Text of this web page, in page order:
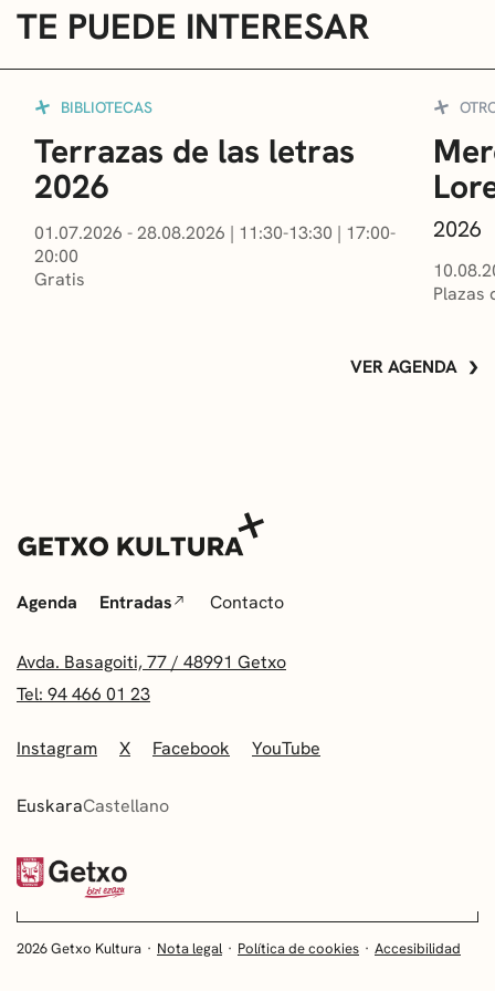
EUSKARA CASTELLANO
TE PUEDE INTERESAR
BIBLIOTECAS
Terrazas de las letras
2026
01.07.2026 - 28.08.2026 | 11:30-13:30 | 17:00-
20:00
Gratis
2026
Plazas
VER AGENDA
Agenda Entradas Contacto
Avda. Basagoiti, 77 / 48991 Getxo
Tel: 94 466 01 23
Instagram X Facebook YouTube
EuskaraCastellano
2026 Getxo Kultura Nota legal Política de cookies Accesibilidad